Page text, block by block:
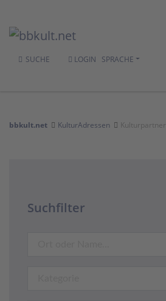
SUCHE LOGIN SPRACHE
bbkult.net KulturAdressen Kulturpartner
Suchfilter